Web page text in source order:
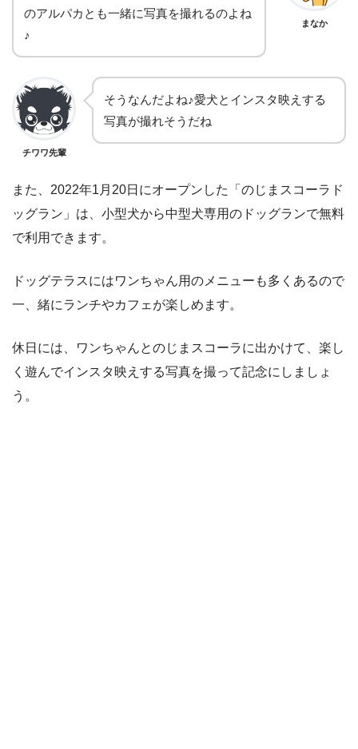
のアルパカとも一緒に写真を撮れるのよね
♪
まなか
チワワ先輩
そうなんだよね♪愛犬とインスタ映えする
写真が撮れそうだね
また、2022年1月20日にオープンした「のじまスコーラド
ッグラン」は、小型犬から中型犬専用のドッグランで無料
で利用できます。
ドッグテラスにはワンちゃん用のメニューも多くあるので
一、緒にランチやカフェが楽しめます。
休日には、ワンちゃんとのじまスコーラに出かけて、楽し
く遊んでインスタ映えする写真を撮って記念にしましょ
う。